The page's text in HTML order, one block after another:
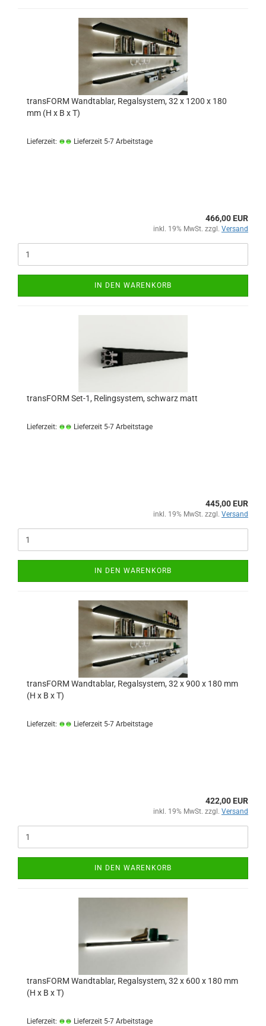
transFORM Wandtablar, Regalsystem, 32 x 1200 x 180
mm (H x B x T)
Lieferzeit: Lieferzeit 5-7 Arbeitstage
466,00 EUR
inkl. 19% MwSt. zzgl. Versand
IN DEN WARENKORB
transFORM Set-1, Relingsystem, schwarz matt
Lieferzeit: Lieferzeit 5-7 Arbeitstage
445,00 EUR
inkl. 19% MwSt. zzgl. Versand
IN DEN WARENKORB
transFORM Wandtablar, Regalsystem, 32 x 900 x 180 mm
(H x B x T)
Lieferzeit: Lieferzeit 5-7 Arbeitstage
422,00 EUR
inkl. 19% MwSt. zzgl. Versand
IN DEN WARENKORB
transFORM Wandtablar, Regalsystem, 32 x 600 x 180 mm
(H x B x T)
Lieferzeit: Lieferzeit 5-7 Arbeitstage